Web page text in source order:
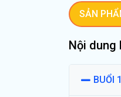
SẢN
Nội dung
BUỔI